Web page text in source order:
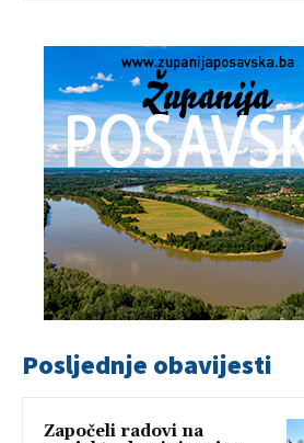
Posljednje obavijesti
Započeli radovi na